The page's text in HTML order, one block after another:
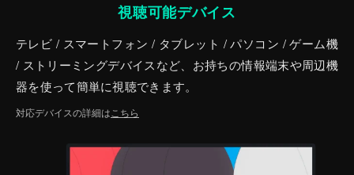
視聴可能デバイス
テレビ / スマートフォン / タブレット / パソコン / ゲーム機
/ ストリーミングデバイスなど、お持ちの情報端末や周辺機
器を使って簡単に視聴できます。
対応デバイスの詳細は こちら